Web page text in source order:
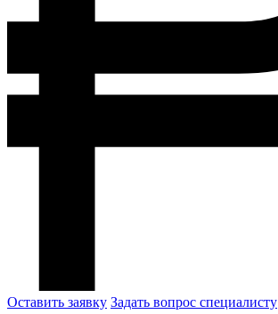
Оставить заявку Задать вопрос специалисту